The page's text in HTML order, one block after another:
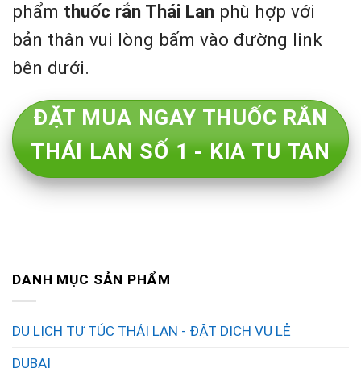
phẩm thuốc rắn Thái Lan phù hợp với
bản thân vui lòng bấm vào đường link
bên dưới.
ĐẶT MUA NGAY THUỐC RẮN
THÁI LAN SỐ 1 - KIA TU TAN
DANH MỤC SẢN PHẨM
DU LỊCH TỰ TÚC THÁI LAN - ĐẶT DỊCH VỤ LẺ
DUBAI